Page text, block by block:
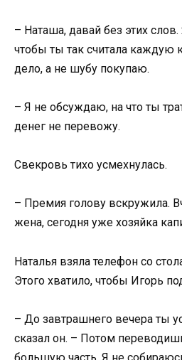
– Наташа, давай без этих
чтобы ты так считала каждую
дело, а не шубу покупаю.
– Я не обсуждаю, на что ты
денег не перевожу.
Свекровь тихо усмехнулась.
– Премия голову вскружила.
жена, сегодня уже хозяйка
Наталья взяла телефон со
Этого хватило, чтобы Игорь
– До завтрашнего вечера ты
сказал он. – Потом